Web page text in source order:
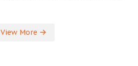
View More